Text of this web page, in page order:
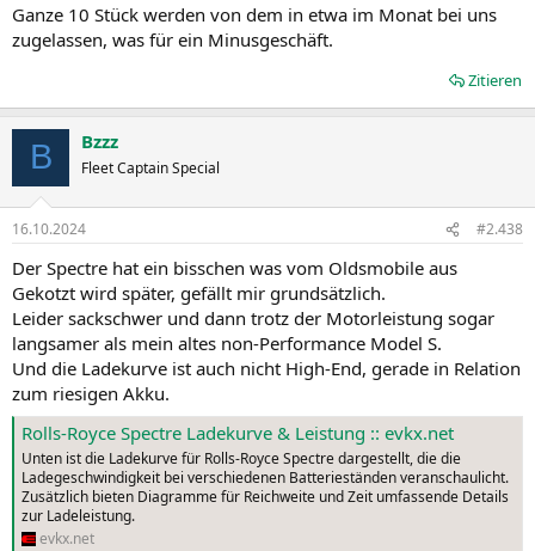
Ganze 10 Stück werden von dem in etwa im Monat bei uns
zugelassen, was für ein Minusgeschäft.
Zitieren
B Bzzz
Fleet Captain Special
16.10.2024 #2.438
Der Spectre hat ein bisschen was vom Oldsmobile aus
Gekotzt wird später, gefällt mir grundsätzlich.
Leider sackschwer und dann trotz der Motorleistung sogar
langsamer als mein altes non-Performance Model S.
Und die Ladekurve ist auch nicht High-End, gerade in Relation
zum riesigen Akku.
Rolls-Royce Spectre Ladekurve & Leistung :: evkx.net
Unten ist die Ladekurve für Rolls-Royce Spectre dargestellt, die die
Ladegeschwindigkeit bei verschiedenen Batterieständen veranschaulicht.
Zusätzlich bieten Diagramme für Reichweite und Zeit umfassende Details
zur Ladeleistung.
evkx.net